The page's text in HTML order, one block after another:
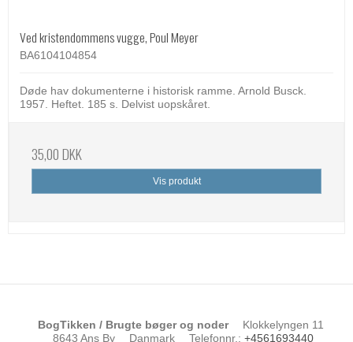
Ved kristendommens vugge, Poul Meyer
BA6104104854
Døde hav dokumenterne i historisk ramme. Arnold Busck.
1957. Heftet. 185 s. Delvist uopskåret.
35,00 DKK
Vis produkt
BogTikken / Brugte bøger og noder
Klokkelyngen 11
8643 Ans By
Danmark Telefonnr.: +4561693440